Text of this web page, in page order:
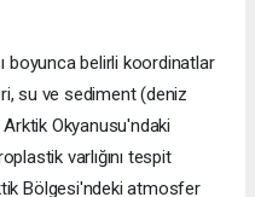
boyunca belirli koordinatlar
su ve sediment (deniz
Okyanusu'ndaki
varlığını tespit
Bölgesi'ndeki atmosfer